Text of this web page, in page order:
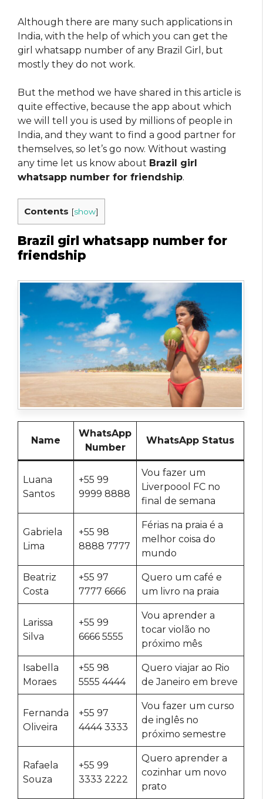
Although there are many such applications in
India, with the help of which you can get the
girl whatsapp number of any Brazil Girl, but
mostly they do not work.
But the method we have shared in this article is
quite effective, because the app about which
we will tell you is used by millions of people in
India, and they want to find a good partner for
themselves, so let’s go now. Without wasting
any time let us know about Brazil girl
whatsapp number for friendship.
Contents [show]
Brazil girl whatsapp number for
friendship
Name
WhatsApp
Number
WhatsApp Status
Luana
Santos
+55 99
9999 8888
Vou fazer um
Liverpoool FC no
final de semana
Gabriela
Lima
+55 98
8888 7777
Férias na praia é a
melhor coisa do
mundo
Beatriz
Costa
+55 97
7777 6666
Quero um café e
um livro na praia
Larissa
Silva
+55 99
6666 5555
Vou aprender a
tocar violão no
próximo mês
Isabella
Moraes
+55 98
5555 4444
Quero viajar ao Rio
de Janeiro em breve
Fernanda
Oliveira
+55 97
4444 3333
Vou fazer um curso
de inglês no
próximo semestre
Rafaela
Souza
+55 99
3333 2222
Quero aprender a
cozinhar um novo
prato